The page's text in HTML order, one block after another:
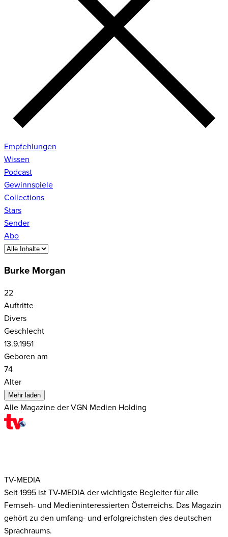
Empfehlungen
Wissen
Podcast
Gewinnspiele
Collections
Stars
Sender
Abo
Burke Morgan
22
Auftritte
Divers
Geschlecht
13.9.1951
Geboren am
74
Alter
Mehr laden
Alle Magazine der VGN Medien Holding
TV-MEDIA
Seit 1995 ist TV-MEDIA der wichtigste Begleiter für alle
Fernseh- und Medieninteressierten Österreichs. Das Magazin
gehört zu den umfang- und erfolgreichsten des deutschen
Sprachraums.